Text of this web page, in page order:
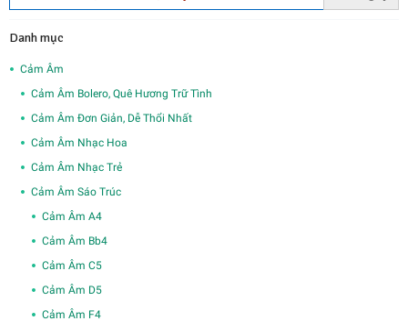
Danh mục
Cảm Âm
Cảm Âm Bolero, Quê Hương Trữ Tình
Cảm Âm Đơn Giản, Dễ Thổi Nhất
Cảm Âm Nhạc Hoa
Cảm Âm Nhạc Trẻ
Cảm Âm Sáo Trúc
Cảm Âm A4
Cảm Âm Bb4
Cảm Âm C5
Cảm Âm D5
Cảm Âm F4